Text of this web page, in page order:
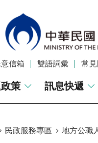
意信箱 雙語詞彙 常
策 訊息快遞
民政服務專區 地方公職